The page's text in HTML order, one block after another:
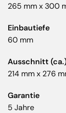
265 mm x 300
Einbautiefe
60 mm
Ausschnitt
214 mm x 276
Garantie
5 Jahre